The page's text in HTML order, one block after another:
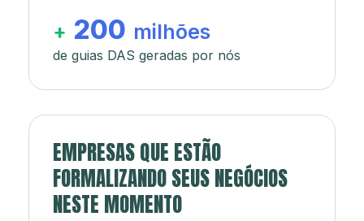
+ 200 milhões
de guias DAS geradas por nós
EMPRESAS QUE ESTÃO
FORMALIZANDO SEUS NEGÓCIOS
NESTE MOMENTO